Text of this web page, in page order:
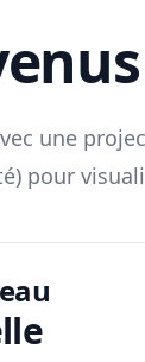
une
pour